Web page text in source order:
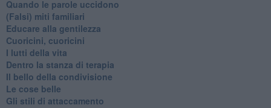
​Quando le parole uccidono
​(Falsi) miti familiari
​Educare alla gentilezza
​Cuoricini, cuoricini
I lutti della vita
​Dentro la stanza di terapia
​Il bello della condivisione
Le cose belle
​Gli stili di attaccamento